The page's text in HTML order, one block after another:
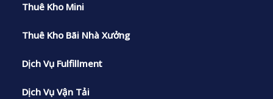
Thuê Kho Mini
Thuê Kho Bãi Nhà Xưởng
Dịch Vụ Fulfillment
Dịch Vụ Vận Tải